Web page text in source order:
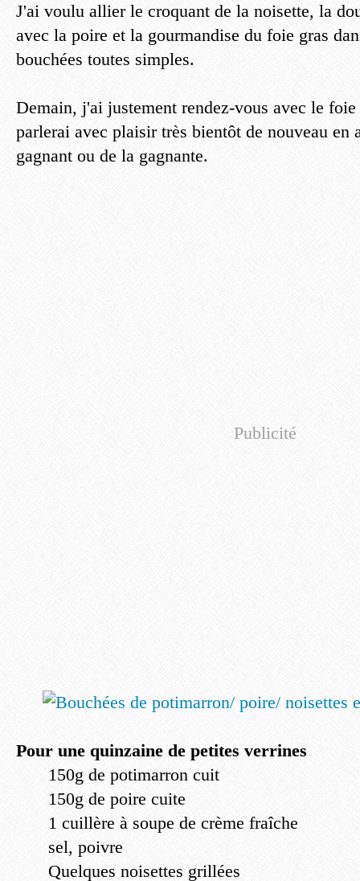
J'ai voulu allier le croquant de la noisette, la
avec la poire et la gourmandise du foie gras
bouchées toutes simples.
Demain, j'ai justement rendez-vous avec le foie
parlerai avec plaisir très bientôt de nouveau en
gagnant ou de la gagnante.
Publicité
Pour une quinzaine de petites verrines
150g de potimarron cuit
150g de poire cuite
1 cuillère à soupe de crème fraîche
sel, poivre
Quelques noisettes grillées